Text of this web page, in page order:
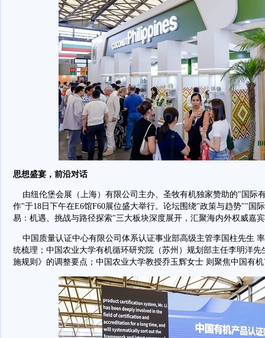
思想盛宴，前沿对话
由纽伦堡会展（上海）有限公司主办、圣牧有机独家赞助的"国际
作"于18日下午在E6馆F60展位盛大举行。论坛围绕"政策与趋势""国
易：机遇、挑战与路径探索"三大板块深度展开，汇聚海内外权威嘉
中国质量认证中心有限公司体系认证事业部高级主管李国柱先生
统梳理；中国农业大学有机循环研究院（苏州）规划部主任李明洋
施规则》的调整要点；中国农业大学教授乔玉辉女士 则聚焦中国有